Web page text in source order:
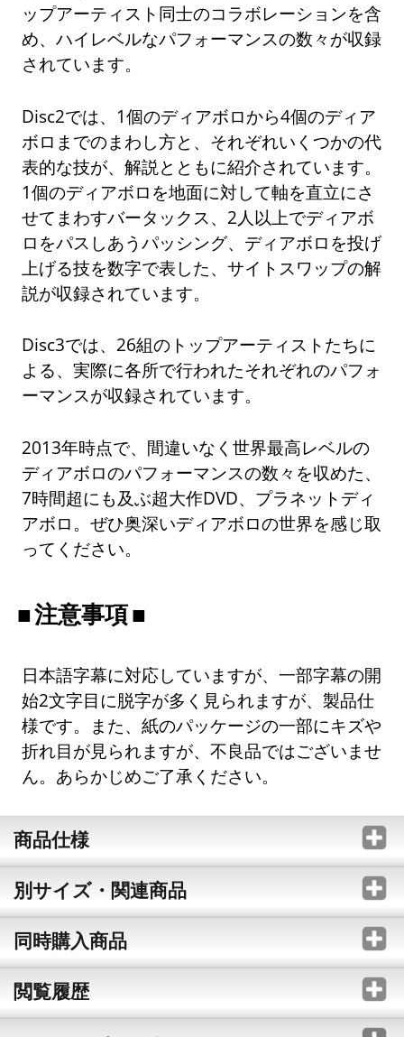
ップアーティスト同士のコラボレーションを含
め、ハイレベルなパフォーマンスの数々が収録
されています。
Disc2では、1個のディアボロから4個のディア
ボロまでのまわし方と、それぞれいくつかの代
表的な技が、解説とともに紹介されています。
1個のディアボロを地面に対して軸を直立にさ
せてまわすバータックス、2人以上でディアボ
ロをパスしあうパッシング、ディアボロを投げ
上げる技を数字で表した、サイトスワップの解
説が収録されています。
Disc3では、26組のトップアーティストたちに
よる、実際に各所で行われたそれぞれのパフォ
ーマンスが収録されています。
2013年時点で、間違いなく世界最高レベルの
ディアボロのパフォーマンスの数々を収めた、
7時間超にも及ぶ超大作DVD、プラネットディ
アボロ。ぜひ奥深いディアボロの世界を感じ取
ってください。
注意事項
日本語字幕に対応していますが、一部字幕の開
始2文字目に脱字が多く見られますが、製品仕
様です。また、紙のパッケージの一部にキズや
折れ目が見られますが、不良品ではございませ
ん。あらかじめご了承ください。
商品仕様
別サイズ・関連商品
同時購入商品
閲覧履歴